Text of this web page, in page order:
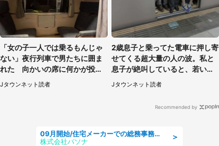
「女の子一人では乗るもんじゃ
ない」夜行列車で男たちに囲ま
れた 向かいの席に何かが投げ
られて（秋田県・60代女性）
Jタウンネット読者
2歳息子と乗ってた電車に押し寄
せてくる超大量の人の波。私と
息子が絶叫していると、若いカ
ップルの乗客が...（東京都・60
代女性）
Jタウンネット読者
Recommended by
＞
09月開始/住宅メーカーでの総務事務のお仕事/駅近/車通勤可/一般事務/人事労務
株式会社パソナ